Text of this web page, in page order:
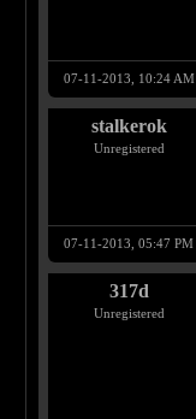
07-11-2013, 10:24 AM
stalkerok
Unregistered
07-11-2013, 05:47 PM
317d
Unregistered